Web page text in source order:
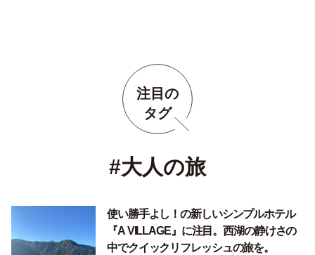
注目の
タグ
#大人の旅
使い勝手よし！の新しいシンプルホテル
『A VILLAGE』に注目。西湖の静けさの
中でクイックリフレッシュの旅を。